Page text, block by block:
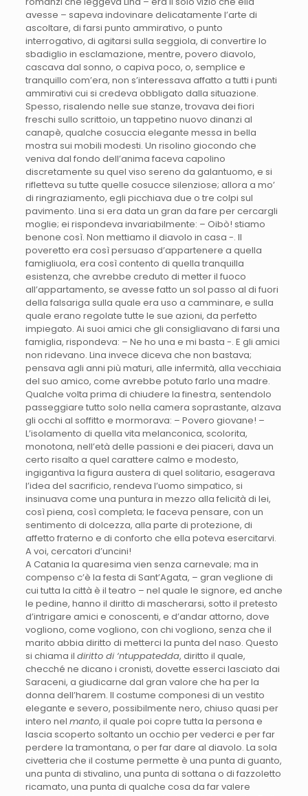
avesse – sapeva indovinare delicatamente l’arte di
ascoltare, di farsi punto ammirativo, o punto
interrogativo, di agitarsi sulla seggiola, di convertire lo
sbadiglio in esclamazione, mentre, povero diavolo,
cascava dal sonno, o capiva poco, o, semplice e
tranquillo com’era, non s’interessava affatto a tutti i punti
ammirativi cui si credeva obbligato dalla situazione.
Spesso, risalendo nelle sue stanze, trovava dei fiori
freschi sullo scrittoio, un tappetino nuovo dinanzi al
canapè, qualche cosuccia elegante messa in bella
mostra sui mobili modesti. Un risolino giocondo che
veniva dal fondo dell’anima faceva capolino
discretamente su quel viso sereno da galantuomo, e si
rifletteva su tutte quelle cosucce silenziose; allora a mo’
di ringraziamento, egli picchiava due o tre colpi sul
pavimento. Lina si era data un gran da fare per cercargli
moglie; ei rispondeva invariabilmente: – Oibò! stiamo
benone così. Non mettiamo il diavolo in casa -. Il
poveretto era così persuaso d’appartenere a quella
famigliuola, era così contento di quella tranquilla
esistenza, che avrebbe creduto di metter il fuoco
all’appartamento, se avesse fatto un sol passo al di fuori
della falsariga sulla quale era uso a camminare, e sulla
quale erano regolate tutte le sue azioni, da perfetto
impiegato. Ai suoi amici che gli consigliavano di farsi una
famiglia, rispondeva: – Ne ho una e mi basta -. E gli amici
non ridevano. Lina invece diceva che non bastava;
pensava agli anni più maturi, alle infermità, alla vecchiaia
del suo amico, come avrebbe potuto farlo una madre.
Qualche volta prima di chiudere la finestra, sentendolo
passeggiare tutto solo nella camera soprastante, alzava
gli occhi al soffitto e mormorava: – Povero giovane! –
L’isolamento di quella vita melanconica, scolorita,
monotona, nell’età delle passioni e dei piaceri, dava un
certo risalto a quel carattere calmo e modesto,
ingigantiva la figura austera di quel solitario, esagerava
l’idea del sacrificio, rendeva l’uomo simpatico, si
insinuava come una puntura in mezzo alla felicità di lei,
così piena, così completa; le faceva pensare, con un
sentimento di dolcezza, alla parte di protezione, di
affetto fraterno e di conforto che ella poteva esercitarvi.
A voi, cercatori d’uncini!
A Catania la quaresima vien senza carnevale; ma in
compenso c’è la festa di Sant’Agata, – gran veglione di
cui tutta la città è il teatro – nel quale le signore, ed anche
le pedine, hanno il diritto di mascherarsi, sotto il pretesto
d’intrigare amici e conoscenti, e d’andar attorno, dove
vogliono, come vogliono, con chi vogliono, senza che il
marito abbia diritto di metterci la punta del naso. Questo
si chiama il diritto di ‘ntuppatedda, diritto il quale,
checché ne dicano i cronisti, dovette esserci lasciato dai
Saraceni, a giudicarne dal gran valore che ha per la
donna dell’harem. Il costume componesi di un vestito
elegante e severo, possibilmente nero, chiuso quasi per
intero nel manto, il quale poi copre tutta la persona e
lascia scoperto soltanto un occhio per vederci e per far
perdere la tramontana, o per far dare al diavolo. La sola
civetteria che il costume permette è una punta di guanto,
una punta di stivalino, una punta di sottana o di fazzoletto
ricamato, una punta di qualche cosa da far valere